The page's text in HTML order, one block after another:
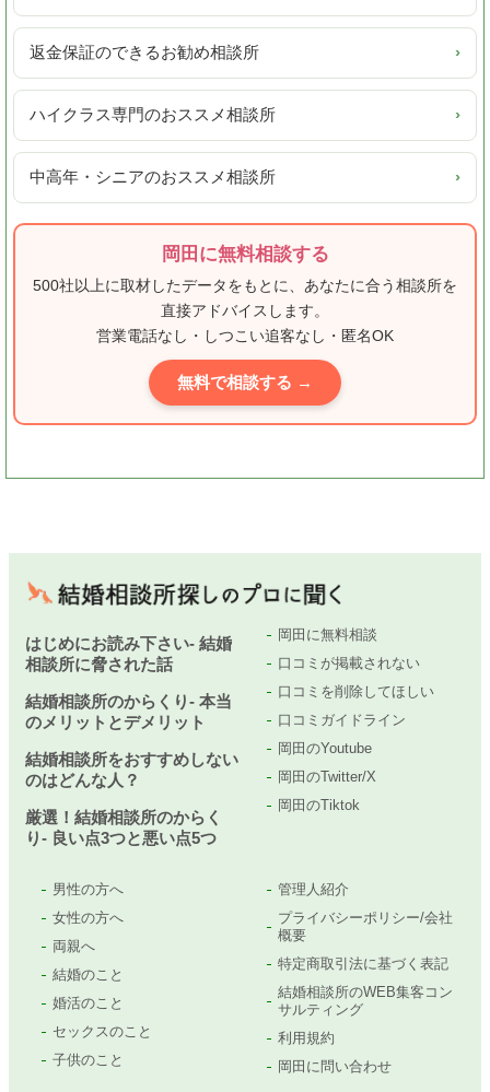
返金保証のできるお勧め相談所 ›
ハイクラス専門のおススメ相談所 ›
中高年・シニアのおススメ相談所 ›
岡田に無料相談する
500社以上に取材したデータをもとに、あなたに合う相談所を
直接アドバイスします。
営業電話なし・しつこい追客なし・匿名OK
無料で相談する →
はじめにお読み下さい- 結婚
相談所に脅された話
結婚相談所のからくり- 本当
のメリットとデメリット
結婚相談所をおすすめしない
のはどんな人？
厳選！結婚相談所のからく
り- 良い点3つと悪い点5つ
岡田に無料相談
口コミが掲載されない
口コミを削除してほしい
口コミガイドライン
岡田のYoutube
岡田のTwitter/X
岡田のTiktok
男性の方へ
女性の方へ
両親へ
結婚のこと
婚活のこと
セックスのこと
子供のこと
管理人紹介
プライバシーポリシー/会社
概要
特定商取引法に基づく表記
結婚相談所のWEB集客コン
サルティング
利用規約
岡田に問い合わせ